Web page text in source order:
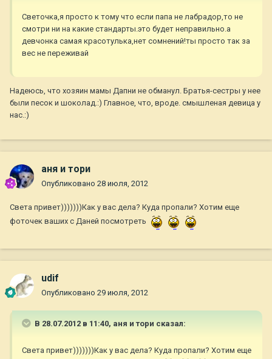
Светочка,я просто к тому что если папа не лабрадор,то не
смотри ни на какие стандарты.это будет неправильно.а
девчонка самая красотулька,нет сомнений!ты просто так за
вес не переживай
Надеюсь, что хозяин мамы Дапни не обманул. Братья-сестры у нее
были песок и шоколад.:) Главное, что, вроде. смышленая девица у
нас.:)
аня и тори
Опубликовано 28 июля, 2012
Света привет)))))))Как у вас дела? Куда пропали? Хотим еще
фоточек ваших с Даней посмотреть
udif
Опубликовано 29 июля, 2012
В 28.07.2012 в 11:40, аня и тори сказал:
Света привет)))))))Как у вас дела? Куда пропали? Хотим еще